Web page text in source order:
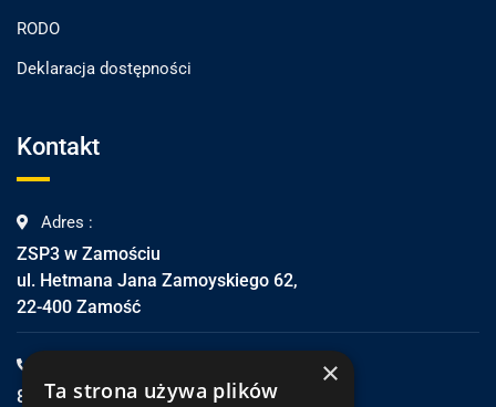
RODO
Deklaracja dostępności
Kontakt
Adres :
ZSP3 w Zamościu
ul. Hetmana Jana Zamoyskiego 62,
22-400 Zamość
84 639-81-32
×
Ta strona używa plików